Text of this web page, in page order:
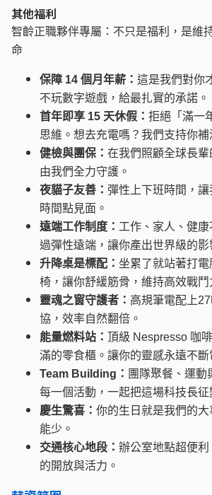
其他福利
智齡正職夥伴專屬：不只是福利，是維
命
保障 14 個月年薪： 這是我們對你
不玩數字遊戲，給最扎實的承諾。
首年即享 15 天休假： 拒絕「滿一
思維。想去充電嗎？我們支持你補
健檢與團保： 在我們照顧全球長
由我們全力守護。
夜貓子友善： 彈性上下班時間，
時間點見面。
遠端工作制度： 工作、家人、健
過彈性遠端，讓你產出世界級的影
升降桌是標配： 坐累了就站著打
椅，讓你舒緩筋骨，維持高效戰鬥
靈魂之窗守護者： 高規筆電配上
協，效率自然翻倍。
能量燃料站： 頂級 Nespresso 咖
滿的零食櫃。讓你的靈感永遠不斷
Team Building： 團隊聚餐、運動
每一個活動，一起把這場科技長征
慶生驚喜： 你的生日就是我們的
能少。
交通核心地段： 辦公室地點超便
的開放與活力。